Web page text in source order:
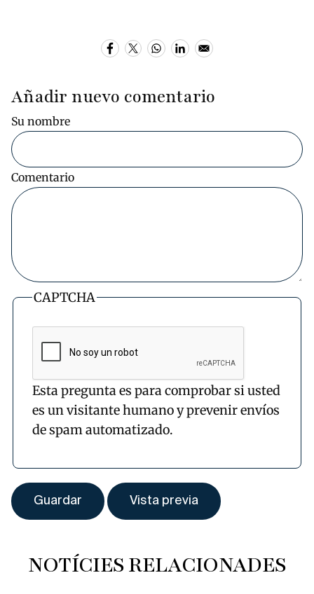
Añadir nuevo comentario
Su nombre
Comentario
CAPTCHA
Esta pregunta es para comprobar si usted
es un visitante humano y prevenir envíos
de spam automatizado.
NOTÍCIES RELACIONADES